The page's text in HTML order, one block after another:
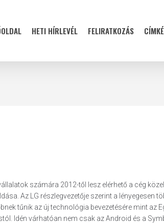
HETI HÍRLEVÉL FELIRATKOZÁS
számára 2012-től lesz elérhető a cég
Az LG részlegvezetője szerint a lényegesen
tűnik az új technológia bevezetésére mint az
Idén várhatóan nem csak az Android és a